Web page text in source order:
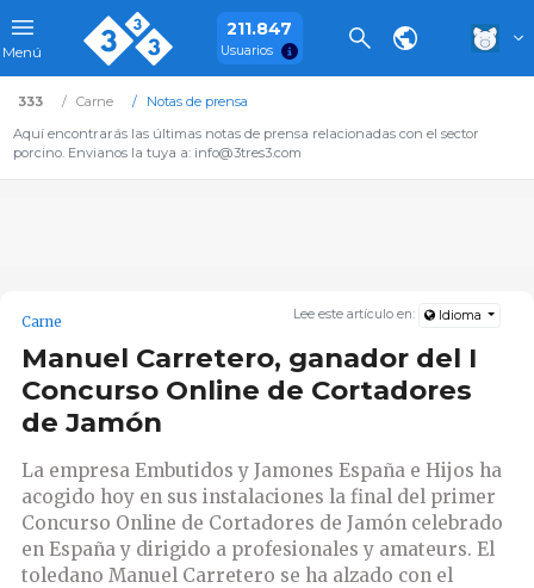
Menú
211.847
Usuarios
333 Carne
Notas de prensa
Aquí encontrarás las últimas notas de prensa relacionadas con el sector
porcino. Envianos la tuya a: info@3tres3.com
Lee este artículo en: Idioma
Carne
Manuel Carretero, ganador del I
Concurso Online de Cortadores
de Jamón
La empresa Embutidos y Jamones España e Hijos ha
acogido hoy en sus instalaciones la final del primer
Concurso Online de Cortadores de Jamón celebrado
en España y dirigido a profesionales y amateurs. El
toledano Manuel Carretero se ha alzado con el